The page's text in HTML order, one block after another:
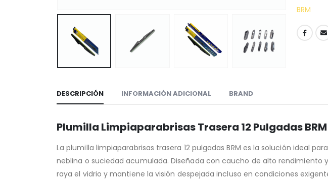
BRM
DESCRIPCIÓN INFORMACIÓN ADICIONAL BRAND
Plumilla Limpiaparabrisas Trasera 12 Pulgadas
La plumilla limpiaparabrisas trasera 12 pulgadas BRM es la solución ideal
neblina o suciedad acumulada. Diseñada con caucho de alto
raya el vidrio y mantiene la visión despejada incluso en condiciones